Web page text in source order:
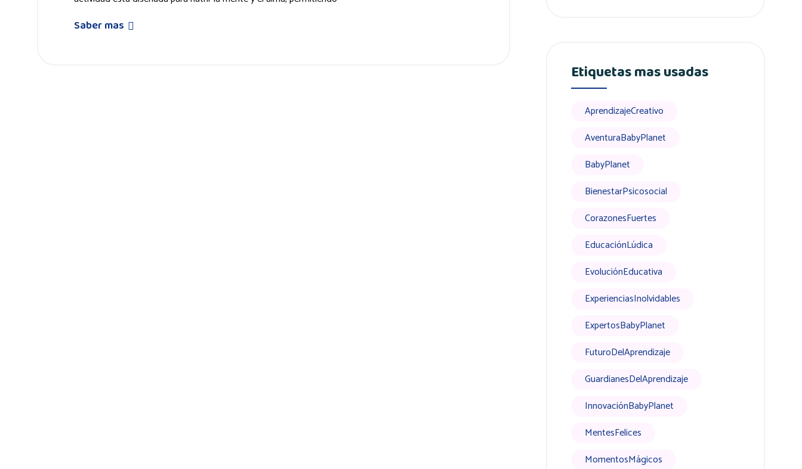
Saber mas
Etiquetas mas usadas
AprendizajeCreativo
AventuraBabyPlanet
BabyPlanet
BienestarPsicosocial
CorazonesFuertes
EducaciónLúdica
EvoluciónEducativa
ExperienciasInolvidables
ExpertosBabyPlanet
FuturoDelAprendizaje
GuardianesDelAprendizaje
InnovaciónBabyPlanet
MentesFelices
MomentosMágicos